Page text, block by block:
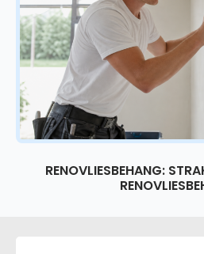
RENOVLIESBEHANG: